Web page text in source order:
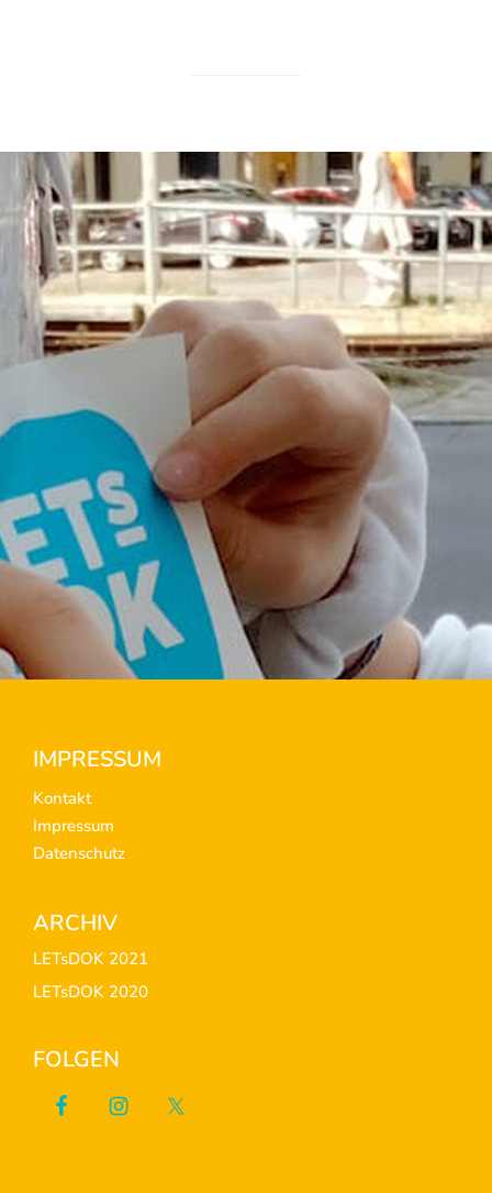
Footer
IMPRESSUM
Kontakt
Impressum
Datenschutz
ARCHIV
LETsDOK 2021
LETsDOK 2020
FOLGEN